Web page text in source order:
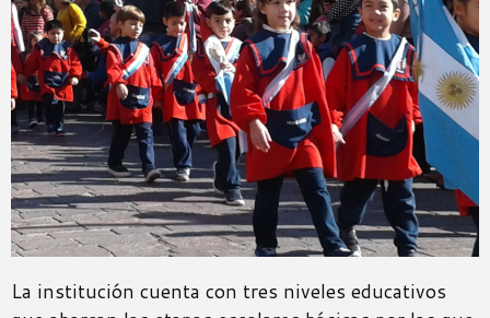
La institución cuenta con tres niveles educativos